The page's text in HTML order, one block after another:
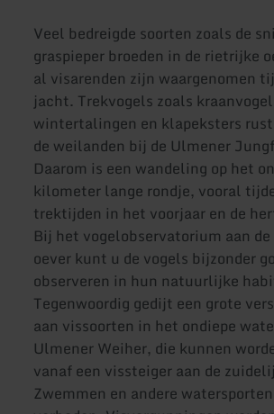
Veel bedreigde soorten zoals de
graspieper broeden in de rietrijke
al visarenden zijn waargenomen
jacht. Trekvogels zoals
wintertalingen en klapeksters
de weilanden bij de Ulmener
Daarom is een wandeling op het
kilometer lange rondje, vooral
trektijden in het voorjaar en de
Bij het vogelobservatorium aan
oever kunt u de vogels bijzonder
observeren in hun natuurlijke
Tegenwoordig gedijt een grote
aan vissoorten in het ondiepe
Ulmener Weiher, die kunnen
vanaf een vissteiger aan de
Zwemmen en andere